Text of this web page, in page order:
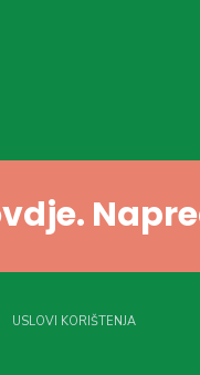
USLOVI KORIŠTENJA